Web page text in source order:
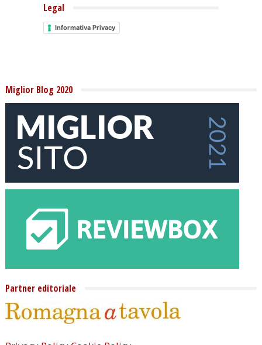
Legal
Informativa Privacy
Miglior Blog 2020
Partner editoriale